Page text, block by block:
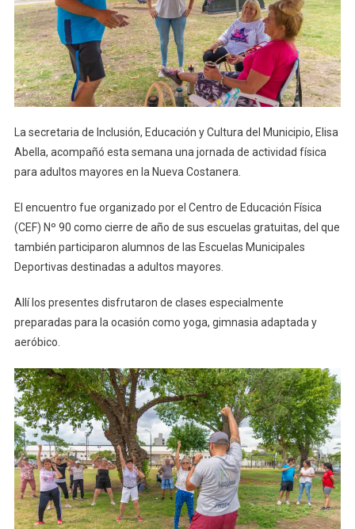
La secretaria de Inclusión, Educación y Cultura del Municipio, Elisa
Abella, acompañó esta semana una jornada de actividad física
para adultos mayores en la Nueva Costanera.
El encuentro fue organizado por el Centro de Educación Física
(CEF) Nº 90 como cierre de año de sus escuelas gratuitas, del que
también participaron alumnos de las Escuelas Municipales
Deportivas destinadas a adultos mayores.
Allí los presentes disfrutaron de clases especialmente
preparadas para la ocasión como yoga, gimnasia adaptada y
aeróbico.